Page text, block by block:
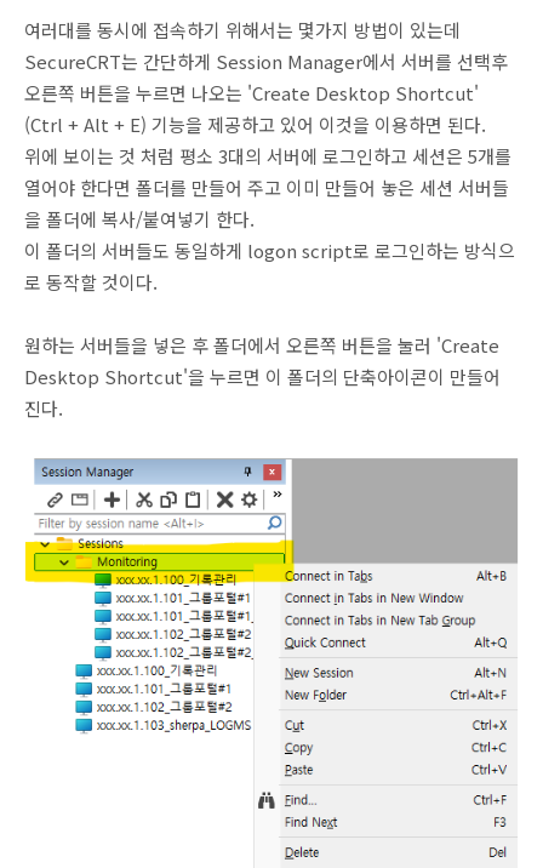
여러대를 동시에 접속하기 위해서는 몇가지 방법이 있는데
SecureCRT는 간단하게 Session Manager에서 서버를 선택후
오른쪽 버튼을 누르면 나오는 'Create Desktop Shortcut'
(Ctrl + Alt + E) 기능을 제공하고 있어 이것을 이용하면 된다.
위에 보이는 것 처럼 평소 3대의 서버에 로그인하고 세션은 5개를
열어야 한다면 폴더를 만들어 주고 이미 만들어 놓은 세션 서버들
을 폴더에 복사/붙여넣기 한다.
이 폴더의 서버들도 동일하게 logon script로 로그인하는 방식으
로 동작할 것이다.
원하는 서버들을 넣은 후 폴더에서 오른쪽 버튼을 눌러 'Create
Desktop Shortcut'을 누르면 이 폴더의 단축아이콘이 만들어
진다.